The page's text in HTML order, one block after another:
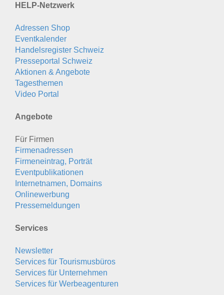
HELP-Netzwerk
Adressen Shop
Eventkalender
Handelsregister Schweiz
Presseportal Schweiz
Aktionen & Angebote
Tagesthemen
Video Portal
Angebote
Für Firmen
Firmenadressen
Firmeneintrag, Porträt
Eventpublikationen
Internetnamen, Domains
Onlinewerbung
Pressemeldungen
Services
Newsletter
Services für Tourismusbüros
Services für Unternehmen
Services für Werbeagenturen